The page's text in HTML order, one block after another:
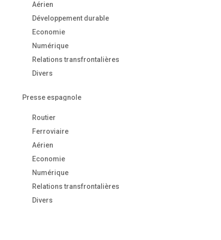
Aérien
Développement durable
Economie
Numérique
Relations transfrontalières
Divers
Presse espagnole
Routier
Ferroviaire
Aérien
Economie
Numérique
Relations transfrontalières
Divers